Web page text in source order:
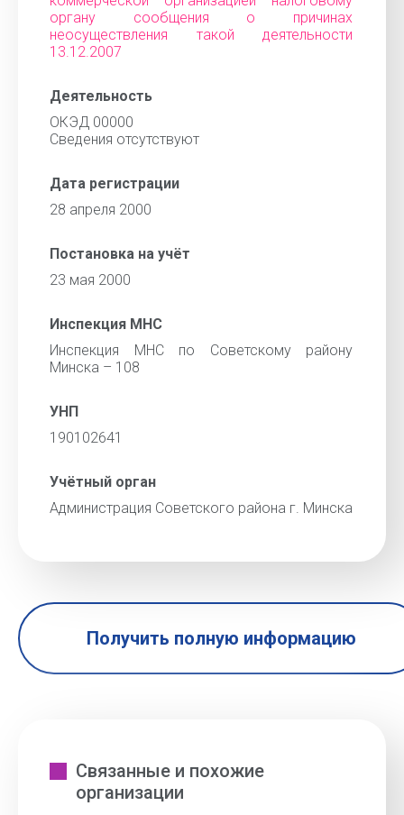
органу сообщения о причинах
неосуществления такой деятельности
13.12.2007
Деятельность
ОКЭД 00000
Cведения отсутствуют
Дата регистрации
28 апреля 2000
Постановка на учёт
23 мая 2000
Инспекция МНС
Инспекция МНС по Советскому району
Минска – 108
УНП
190102641
Учётный орган
Администрация Советского района г. Минска
Получить полную информацию
Связанные и похожие
организации